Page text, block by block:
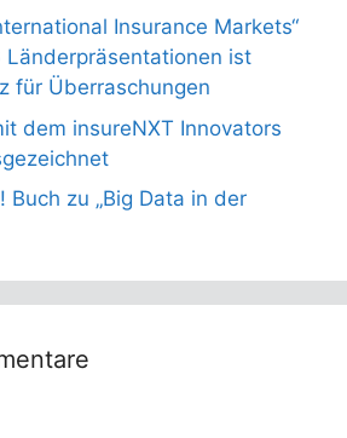
Insurance Markets“
Länderpräsentationen ist
für Überraschungen
dem insureNXT Innovators
Buch zu „Big Data in der